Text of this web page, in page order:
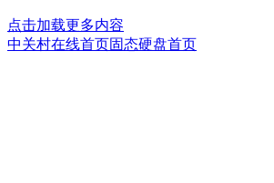
点击加载更多内容
中关村在线首页固态硬盘首页